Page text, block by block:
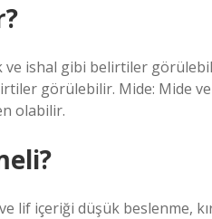
ve ishal gibi belirtiler
görülebilir. Mide: Mide
olabilir.
içeriği düşük beslenme,